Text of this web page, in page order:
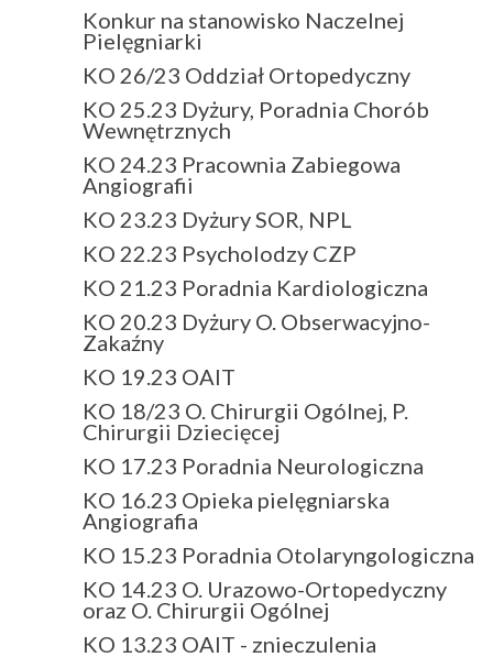
Konkur na stanowisko Naczelnej
Pielęgniarki
KO 26/23 Oddział Ortopedyczny
KO 25.23 Dyżury, Poradnia Chorób
Wewnętrznych
KO 24.23 Pracownia Zabiegowa
Angiografii
KO 23.23 Dyżury SOR, NPL
KO 22.23 Psycholodzy CZP
KO 21.23 Poradnia Kardiologiczna
KO 20.23 Dyżury O. Obserwacyjno-
Zakaźny
KO 19.23 OAIT
KO 18/23 O. Chirurgii Ogólnej, P.
Chirurgii Dziecięcej
KO 17.23 Poradnia Neurologiczna
KO 16.23 Opieka pielęgniarska
Angiografia
KO 15.23 Poradnia Otolaryngologiczna
KO 14.23 O. Urazowo-Ortopedyczny
oraz O. Chirurgii Ogólnej
KO 13.23 OAIT - znieczulenia